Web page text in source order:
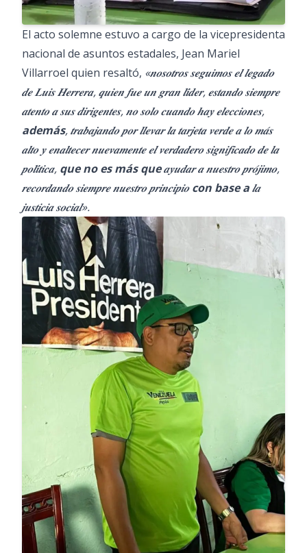
El acto solemne estuvo a cargo de la vicepresidenta
nacional de asuntos estadales, Jean Mariel
Villarroel quien resaltó, «𝒏𝒐𝒔𝒐𝒕𝒓𝒐𝒔 𝒔𝒆𝒈𝒖𝒊𝒎𝒐𝒔 𝒆𝒍 𝒍𝒆𝒈𝒂𝒅𝒐
𝒅𝒆 𝑳𝒖𝒊𝒔 𝑯𝒆𝒓𝒓𝒆𝒓𝒂, 𝒒𝒖𝒊𝒆𝒏 𝒇𝒖𝒆 𝒖𝒏 𝒈𝒓𝒂𝒏 𝒍𝒊́𝒅𝒆𝒓, 𝒆𝒔𝒕𝒂𝒏𝒅𝒐 𝒔𝒊𝒆𝒎𝒑𝒓𝒆
𝒂𝒕𝒆𝒏𝒕𝒐 𝒂 𝒔𝒖𝒔 𝒅𝒊𝒓𝒊𝒈𝒆𝒏𝒕𝒆𝒔, 𝒏𝒐 𝒔𝒐𝒍𝒐 𝒄𝒖𝒂𝒏𝒅𝒐 𝒉𝒂𝒚 𝒆𝒍𝒆𝒄𝒄𝒊𝒐𝒏𝒆𝒔,
además, 𝒕𝒓𝒂𝒃𝒂𝒋𝒂𝒏𝒅𝒐 𝒑𝒐𝒓 𝒍𝒍𝒆𝒗𝒂𝒓 𝒍𝒂 𝒕𝒂𝒓𝒋𝒆𝒕𝒂 𝒗𝒆𝒓𝒅𝒆 𝒂 𝒍𝒐 𝒎𝒂́𝒔
𝒂𝒍𝒕𝒐 𝒚 𝒆𝒏𝒂𝒍𝒕𝒆𝒄𝒆𝒓 𝒏𝒖𝒆𝒗𝒂𝒎𝒆𝒏𝒕𝒆 𝒆𝒍 𝒗𝒆𝒓𝒅𝒂𝒅𝒆𝒓𝒐 𝒔𝒊𝒈𝒏𝒊𝒇𝒊𝒄𝒂𝒅𝒐 𝒅𝒆 𝒍𝒂
𝒑𝒐𝒍𝒊́𝒕𝒊𝒄𝒂, que no es más que𝒂𝒚𝒖𝒅𝒂𝒓 𝒂 𝒏𝒖𝒆𝒔𝒕𝒓𝒐 𝒑𝒓𝒐́𝒋𝒊𝒎𝒐,
𝒓𝒆𝒄𝒐𝒓𝒅𝒂𝒏𝒅𝒐 𝒔𝒊𝒆𝒎𝒑𝒓𝒆 𝒏𝒖𝒆𝒔𝒕𝒓𝒐 𝒑𝒓𝒊𝒏𝒄𝒊𝒑𝒊𝒐con base a𝒍𝒂
𝒋𝒖𝒔𝒕𝒊𝒄𝒊𝒂 𝒔𝒐𝒄𝒊𝒂𝒍».